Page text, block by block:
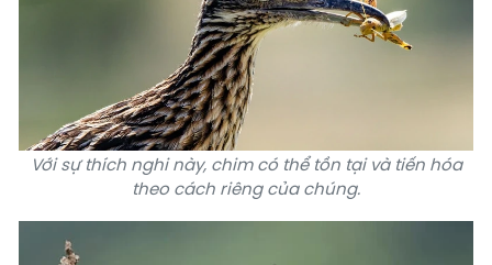
Với sự thích nghi này, chim có thể tồn tại và tiến hóa
theo cách riêng của chúng.